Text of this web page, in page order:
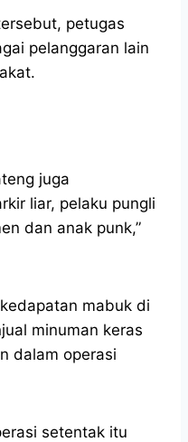
petugas
pelanggaran lain
juga
liar, pelaku pungli
dan anak punk,”
mabuk di
minuman keras
dalam operasi
setentak itu